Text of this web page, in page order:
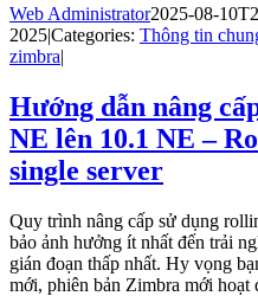
Web Administrator2025-08-
2025|Categories: Thông tin
zimbra|
Hướng dẫn nâng
NE lên 10.1 NE –
single server
Quy trình nâng cấp sử dụng
bảo ảnh hưởng ít nhất đến trải
gián đoạn thấp nhất. Hy vọng
mới, phiên bản Zimbra mới hoạt